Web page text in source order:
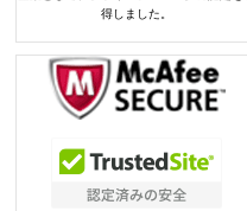
得しました。